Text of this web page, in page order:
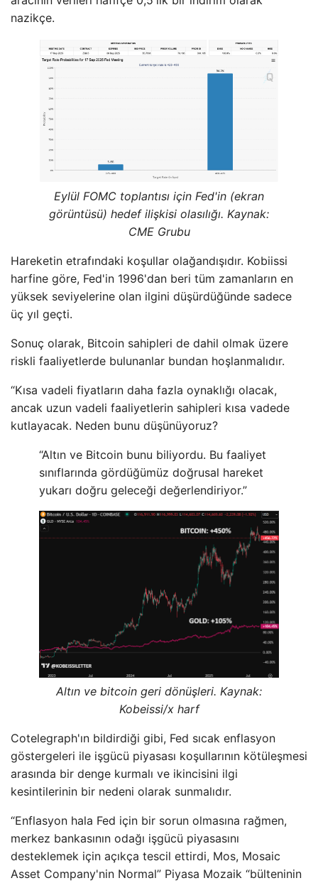
nazikçe.
Eylül FOMC toplantısı için Fed'in (ekran
görüntüsü) hedef ilişkisi olasılığı. Kaynak:
CME Grubu
Hareketin etrafındaki koşullar olağandışıdır. Kobiissi
harfine göre, Fed'in 1996'dan beri tüm zamanların en
yüksek seviyelerine olan ilgini düşürdüğünde sadece
üç yıl geçti.
Sonuç olarak, Bitcoin sahipleri de dahil olmak üzere
riskli faaliyetlerde bulunanlar bundan hoşlanmalıdır.
“Kısa vadeli fiyatların daha fazla oynaklığı olacak,
ancak uzun vadeli faaliyetlerin sahipleri kısa vadede
kutlayacak. Neden bunu düşünüyoruz?
“Altın ve Bitcoin bunu biliyordu. Bu faaliyet
sınıflarında gördüğümüz doğrusal hareket
yukarı doğru geleceği değerlendiriyor.”
Altın ve bitcoin geri dönüşleri. Kaynak:
Kobeissi/x harf
Cotelegraph'ın bildirdiği gibi, Fed sıcak enflasyon
göstergeleri ile işgücü piyasası koşullarının kötüleşmesi
arasında bir denge kurmalı ve ikincisini ilgi
kesintilerinin bir nedeni olarak sunmalıdır.
“Enflasyon hala Fed için bir sorun olmasına rağmen,
merkez bankasının odağı işgücü piyasasını
desteklemek için açıkça tescil ettirdi, Mos, Mosaic
Asset Company'nin Normal” Piyasa Mozaik “bülteninin